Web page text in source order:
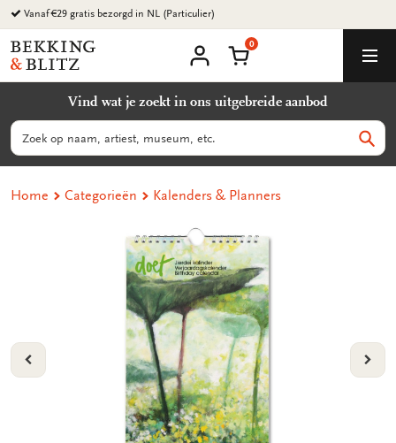
Ga
naar
content
Bekking
&
B.V.
account
Winkelmand
0
Vind wat je zoekt in ons uitgebreide aanbod
Zoeken
Home Categorieën Kalenders & Planners
VORIGE